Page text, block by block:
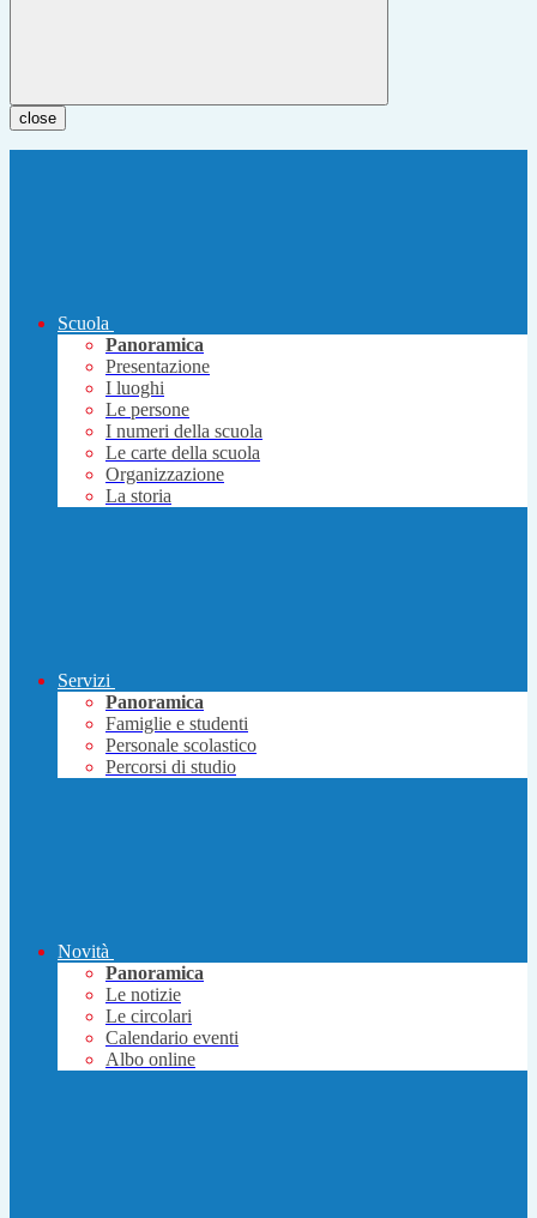
close
Scuola
Panoramica
Presentazione
I luoghi
Le persone
I numeri della scuola
Le carte della scuola
Organizzazione
La storia
Servizi
Panoramica
Famiglie e studenti
Personale scolastico
Percorsi di studio
Novità
Panoramica
Le notizie
Le circolari
Calendario eventi
Albo online